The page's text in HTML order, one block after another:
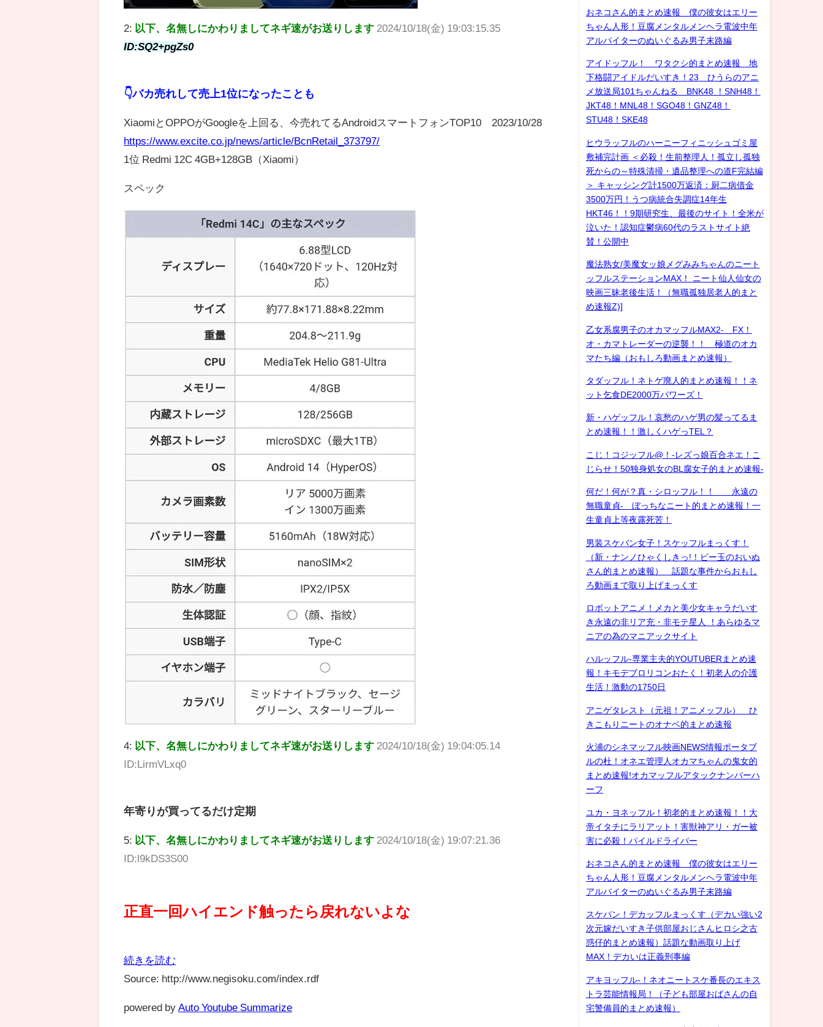
2: 以下、名無しにかわりましてネギ速がお送りします 2024/10/18(金) 19:03:15.35
ID:SQ2+pgZs0
👇バカ売れして売上1位になったことも
XiaomiとOPPOがGoogleを上回る、今売れてるAndroidスマートフォンTOP10 2023/10/28
https://www.excite.co.jp/news/article/BcnRetail_373797/
1位 Redmi 12C 4GB+128GB（Xiaomi）
スペック
4: 以下、名無しにかわりましてネギ速がお送りします 2024/10/18(金) 19:04:05.14
ID:LirmVLxq0
年寄りが買ってるだけ定期
5: 以下、名無しにかわりましてネギ速がお送りします 2024/10/18(金) 19:07:21.36
ID:l9kDS3S00
正直一回ハイエンド触ったら戻れないよな
続きを読む
Source: http://www.negisoku.com/index.rdf
powered by Auto Youtube Summarize
おネコさん的まとめ速報 僕の彼女はエリー
ちゃん人形！豆腐メンタルメンヘラ電波中年
アルバイターのぬいぐるみ男子末路編
アイドッフル！ ワタクシ的まとめ速報 地
下格闘アイドルだいすき！23 ひうらのアニ
メ放送局101ちゃんねる BNK48 ！SNH48！
JKT48！MNL48！SGO48！GNZ48！
STU48！SKE48
ヒウラッフルのハーニーフィニッシュゴミ屋
敷補完計画 ＜必殺！生前整理人！孤立し孤独
死からの～特殊清掃・遺品整理への道F完結編
＞ キャッシング計1500万返済：厨二病借金
3500万円！うつ病統合失調症14年生
HKT46！！9期研究生、最後のサイト！全米が
泣いた！認知症鬱病60代のラストサイト絶
賛！公開中
魔法熟女/美魔女ッ娘メグみみちゃんのニート
ッフルステーションMAX！ ニート仙人仙女の
映画三昧老後生活！（無職孤独居老人的まと
め速報Z)]
乙女系腐男子のオカマッフルMAX2- FX！
オ・カマトレーダーの逆襲！！ 極道のオカ
マたち編（おもしろ動画まとめ速報）
タダッフル！ネトゲ廃人的まとめ速報！！ネ
ット乞食DE2000万パワーズ！
新・ハゲッフル！哀愁のハゲ男の髪ってるま
とめ速報！！激しくハゲっTEL？
こじ！コジッフル@！-レズっ娘百合ネエ！こ
じらせ！50独身処女のBL腐女子的まとめ速報-
何だ！何が？真・シロッフル！！ 永遠の
無職童貞- ぼっちなニート的まとめ速報！一
生童貞上等夜露死苦！
男装スケバン女子！スケッフルまっくす！
（新・ナンノひゃくしきっ!！ビー玉のおいぬ
さん的まとめ速報） 話題な事件からおもし
ろ動画まで取り上げまっくす
ロボットアニメ！メカと美少女キャラだいす
き永遠の非リア充・非モテ星人 ！あらゆるマ
ニアの為のマニアックサイト
ハルッフル-専業主夫的YOUTUBERまとめ速
報！キモデブロリコンおたく！初老人の介護
生活！激動の1750日
アニゲタレスト（元祖！アニメッフル） ひ
きこもりニートのオナベ的まとめ速報
火浦のシネマッフル映画NEWS情報ポータブ
ルの杜！オネエ管理人オカマちゃんの鬼女的
まとめ速報!オカマッフルアタックナンバーハ
ーフ
ユカ・ヨネッフル！初老的まとめ速報！！大
帝イタチにラリアット！害獣神アリ・ガー被
害に必殺！パイルドライバー
おネコさん的まとめ速報 僕の彼女はエリー
ちゃん人形！豆腐メンタルメンヘラ電波中年
アルバイターのぬいぐるみ男子末路編
スケバン！デカッフルまっくす（デカい強い2
次元嫁だいすき子供部屋おじさんヒロシ之古
惑仔的まとめ速報）話題な動画取り上げ
MAX！デカいは正義刑事編
アキヨッフル-！ネオニートスケ番長のエキス
トラ芸能情報局！（子ども部屋おばさんの自
宅警備員的まとめ速報）